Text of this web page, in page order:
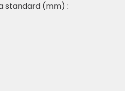
standard (mm) :